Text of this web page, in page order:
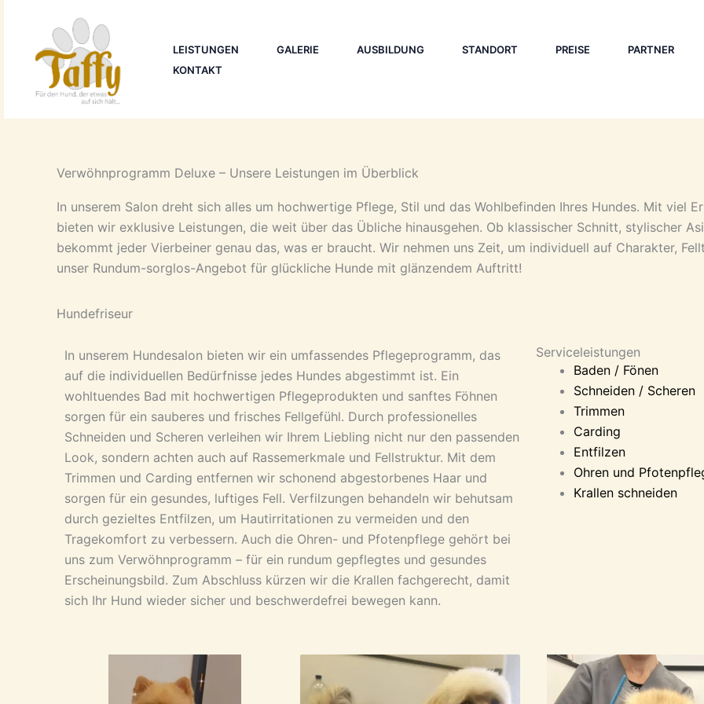
springen
LEISTUNGEN GALERIE AUSBILDUNG STANDORT PREISE
PARTNER
KONTAKT
Verwöhnprogramm Deluxe – Unsere Leistungen im Überblick
In unserem Salon dreht sich alles um hochwertige Pflege, Stil und das Wohlbefinden Ihres Hundes. Mit viel
bieten wir exklusive Leistungen, die weit über das Übliche hinausgehen. Ob klassischer Schnitt, stylischer
bekommt jeder Vierbeiner genau das, was er braucht. Wir nehmen uns Zeit, um individuell auf Charakter,
unser Rundum-sorglos-Angebot für glückliche Hunde mit glänzendem Auftritt!
Hundefriseur
In unserem Hundesalon bieten wir ein umfassendes Pflegeprogramm, das
auf die individuellen Bedürfnisse jedes Hundes abgestimmt ist. Ein
wohltuendes Bad mit hochwertigen Pflegeprodukten und sanftes Föhnen
sorgen für ein sauberes und frisches Fellgefühl. Durch professionelles
Schneiden und Scheren verleihen wir Ihrem Liebling nicht nur den passenden
Look, sondern achten auch auf Rassemerkmale und Fellstruktur. Mit dem
Trimmen und Carding entfernen wir schonend abgestorbenes Haar und
sorgen für ein gesundes, luftiges Fell. Verfilzungen behandeln wir behutsam
durch gezieltes Entfilzen, um Hautirritationen zu vermeiden und den
Tragekomfort zu verbessern. Auch die Ohren- und Pfotenpflege gehört bei
uns zum Verwöhnprogramm – für ein rundum gepflegtes und gesundes
Erscheinungsbild. Zum Abschluss kürzen wir die Krallen fachgerecht, damit
sich Ihr Hund wieder sicher und beschwerdefrei bewegen kann.
Serviceleistungen
Baden / Fönen
Schneiden / Scheren
Trimmen
Carding
Entfilzen
Ohren und
Krallen schneiden